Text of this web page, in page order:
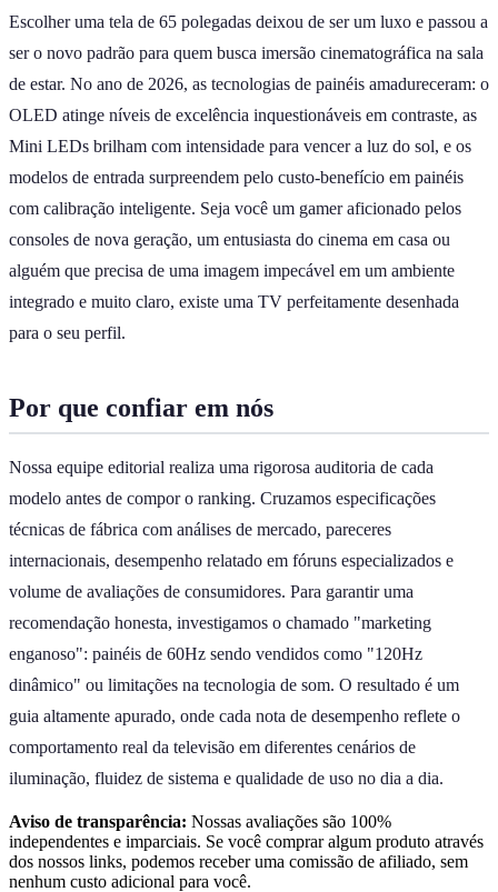
Escolher uma tela de 65 polegadas deixou de ser um luxo e passou a
ser o novo padrão para quem busca imersão cinematográfica na sala
de estar. No ano de 2026, as tecnologias de painéis amadureceram: o
OLED atinge níveis de excelência inquestionáveis em contraste, as
Mini LEDs brilham com intensidade para vencer a luz do sol, e os
modelos de entrada surpreendem pelo custo-benefício em painéis
com calibração inteligente. Seja você um gamer aficionado pelos
consoles de nova geração, um entusiasta do cinema em casa ou
alguém que precisa de uma imagem impecável em um ambiente
integrado e muito claro, existe uma TV perfeitamente desenhada
para o seu perfil.
Por que confiar em nós
Nossa equipe editorial realiza uma rigorosa auditoria de cada
modelo antes de compor o ranking. Cruzamos especificações
técnicas de fábrica com análises de mercado, pareceres
internacionais, desempenho relatado em fóruns especializados e
volume de avaliações de consumidores. Para garantir uma
recomendação honesta, investigamos o chamado "marketing
enganoso": painéis de 60Hz sendo vendidos como "120Hz
dinâmico" ou limitações na tecnologia de som. O resultado é um
guia altamente apurado, onde cada nota de desempenho reflete o
comportamento real da televisão em diferentes cenários de
iluminação, fluidez de sistema e qualidade de uso no dia a dia.
Aviso de transparência: Nossas avaliações são 100%
independentes e imparciais. Se você comprar algum produto através
dos nossos links, podemos receber uma comissão de afiliado, sem
nenhum custo adicional para você.